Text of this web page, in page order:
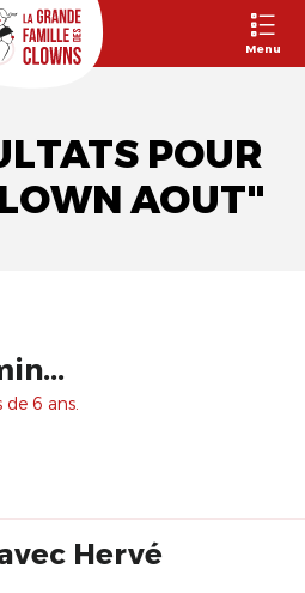
Menu
POUR
AOUT"
6 ans.
Hervé